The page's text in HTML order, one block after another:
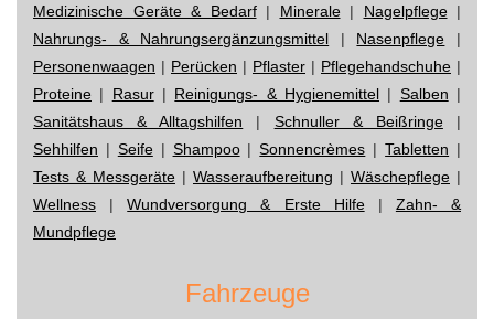
Medizinische Geräte & Bedarf| Minerale| Nagelpflege|
Nahrungs- & Nahrungsergänzungsmittel | Nasenpflege |
Personenwaagen | Perücken | Pflaster | Pflegehandschuhe |
Proteine | Rasur| Reinigungs- & Hygienemittel | Salben |
Sanitätshaus & Alltagshilfen | Schnuller & Beißringe|
Sehhilfen | Seife| Shampoo|Sonnencrèmes |Tabletten |
Tests & Messgeräte | Wasseraufbereitung | Wäschepflege |
Wellness |Wundversorgung & Erste Hilfe| Zahn- &
Mundpflege
Fahrzeuge